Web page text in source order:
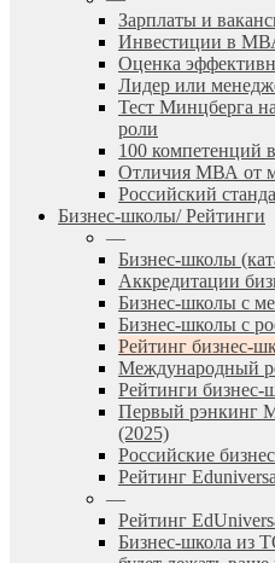
Зарплаты и
Инвестиции в
Оценка
Лидер или
Тест Минцберга
роли
100 компетенций
Отличия МВА от
Российский
Бизнес-школы/ Рейтинги
—
Бизнес-школы
Аккредитации
Бизнес-школы с
Бизнес-школы с
Рейтинг бизнес-
Международный
Рейтинги бизнес-
Первый рэнкинг
(2025)
Российские
Рейтинг
—
Рейтинг
Бизнес-школа из